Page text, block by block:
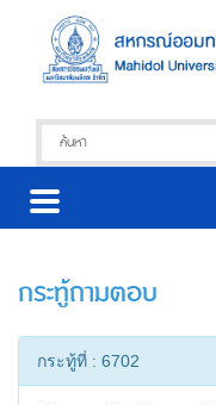
กระทู้ถามตอบ
กระทู้ที่ : 6702